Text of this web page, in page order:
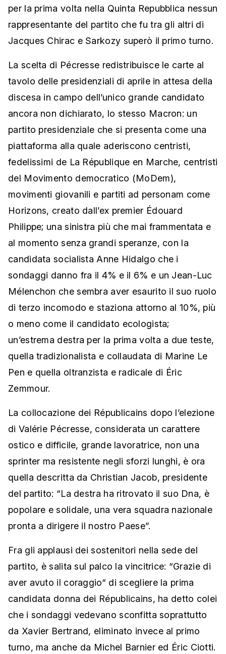
per la prima volta nella Quinta Repubblica nessun
rappresentante del partito che fu tra gli altri di
Jacques Chirac e Sarkozy superò il primo turno.
La scelta di Pécresse redistribuisce le carte al
tavolo delle presidenziali di aprile in attesa della
discesa in campo dell’unico grande candidato
ancora non dichiarato, lo stesso Macron: un
partito presidenziale che si presenta come una
piattaforma alla quale aderiscono centristi,
fedelissimi de La République en Marche, centristi
del Movimento democratico (MoDem),
movimenti giovanili e partiti ad personam come
Horizons, creato dall’ex premier Édouard
Philippe; una sinistra più che mai frammentata e
al momento senza grandi speranze, con la
candidata socialista Anne Hidalgo che i
sondaggi danno fra il 4% e il 6% e un Jean-Luc
Mélenchon che sembra aver esaurito il suo ruolo
di terzo incomodo e staziona attorno al 10%, più
o meno come il candidato ecologista;
un’estrema destra per la prima volta a due teste,
quella tradizionalista e collaudata di Marine Le
Pen e quella oltranzista e radicale di Éric
Zemmour.
La collocazione dei Républicains dopo l’elezione
di Valérie Pécresse, considerata un carattere
ostico e difficile, grande lavoratrice, non una
sprinter ma resistente negli sforzi lunghi, è ora
quella descritta da Christian Jacob, presidente
del partito: “La destra ha ritrovato il suo Dna, è
popolare e solidale, una vera squadra nazionale
pronta a dirigere il nostro Paese”.
Fra gli applausi dei sostenitori nella sede del
partito, è salita sul palco la vincitrice: “Grazie di
aver avuto il coraggio“ di scegliere la prima
candidata donna dei Républicains, ha detto colei
che i sondaggi vedevano sconfitta soprattutto
da Xavier Bertrand, eliminato invece al primo
turno, ma anche da Michel Barnier ed Éric Ciotti.